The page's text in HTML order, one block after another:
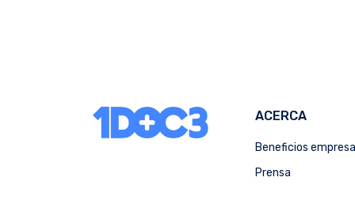
ACERCA
Beneficios
Prensa